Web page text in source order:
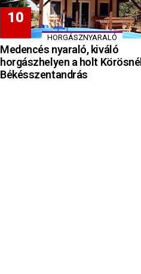
HORGÁSZNYARALÓ
Medencés nyaraló, kiváló
horgászhelyen a holt Körösnél
Békésszentandrás